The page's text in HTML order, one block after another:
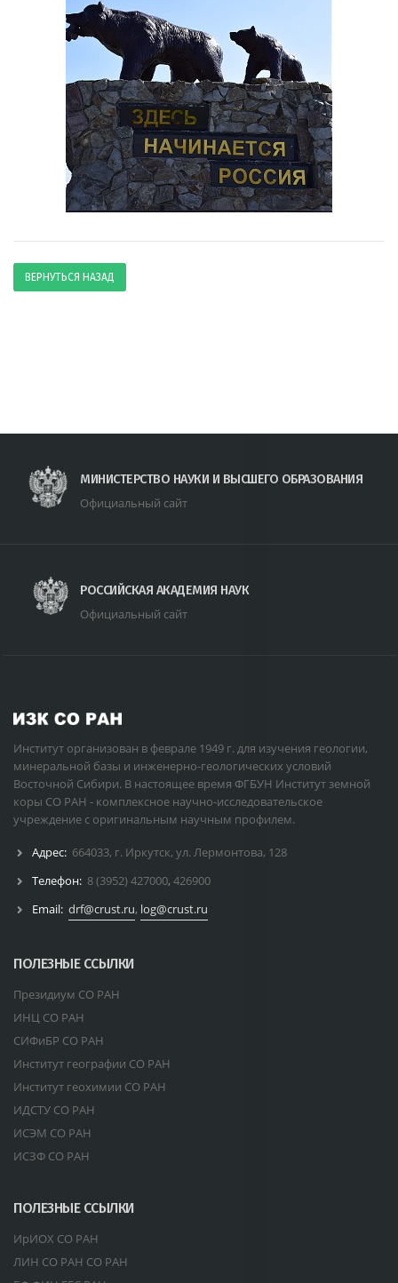
ВЕРНУТЬСЯ НАЗАД
МИНИСТЕРСТВО НАУКИ И ВЫСШЕГО ОБРАЗОВАНИЯ
Официальный сайт
РОССИЙСКАЯ АКАДЕМИЯ НАУК
Официальный сайт
Институт организован в феврале 1949 г. для изучения геологии,
минеральной базы и инженерно-геологических условий
Восточной Сибири. В настоящее время ФГБУН Институт земной
коры СО РАН - комплексное научно-исследовательское
учреждение с оригинальным научным профилем.
Адрес: 664033, г. Иркутск, ул. Лермонтова, 128
Телефон: 8 (3952) 427000, 426900
Email: drf@crust.ru, log@crust.ru
ПОЛЕЗНЫЕ ССЫЛКИ
Президиум СО РАН
ИНЦ СО РАН
СИФиБР СО РАН
Институт географии СО РАН
Институт геохимии СО РАН
ИДСТУ СО РАН
ИСЭМ СО РАН
ИСЗФ СО РАН
ПОЛЕЗНЫЕ ССЫЛКИ
ИрИОХ СО РАН
ЛИН СО РАН СО РАН